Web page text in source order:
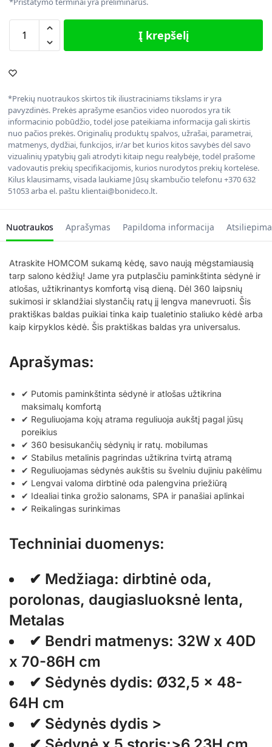
Į krepšelį
*Prekių nuotraukos skirtos tik iliustraciniams tikslams ir yra
pavyzdinės. Prekės aprašyme esančios video nuorodos yra tik
informacinio pobūdžio, todėl jose pateikiama informacija gali skirtis
nuo pačios prekės. Originalių produktų spalvos, užrašai, parametrai,
matmenys, dydžiai, funkcijos, ir/ar bet kurios kitos savybės dėl savo
vizualinių ypatybių gali atrodyti kitaip negu realybėje, todėl prašome
vadovautis prekių specifikacijomis, kurios nurodytos prekių kortelėse.
Kilus klausimams, visada laukiame Jūsų skambučio telefonu +370 632
51053 arba el. paštu klientai@bonideco.lt.
Nuotraukos Aprašymas Papildoma informacija
Atraskite HOMCOM sukamą kėdę, savo naują mėgstamiausią
tarp salono kėdžių! Jame yra putplasčiu paminkštinta sėdynė ir
atlošas, užtikrinantys komfortą visą dieną. Dėl 360 laipsnių
sukimosi ir sklandžiai slystančių ratų jį lengva manevruoti. Šis
praktiškas baldas puikiai tinka kaip tualetinio staliuko kėdė arba
kaip kirpyklos kėdė. Šis praktiškas baldas yra universalus.
Aprašymas:
✔ Putomis paminkštinta sėdynė ir atlošas užtikrina
maksimalų komfortą
✔ Reguliuojama kojų atrama reguliuoja aukštį pagal jūsų
poreikius
✔ 360 besisukančių sėdynių ir ratų. mobilumas
✔ Stabilus metalinis pagrindas užtikrina tvirtą atramą
✔ Reguliuojamas sėdynės aukštis su švelniu dujiniu pakėlimu
✔ Lengvai valoma dirbtinė oda palengvina priežiūrą
✔ Idealiai tinka grožio salonams, SPA ir panašiai aplinkai
✔ Reikalingas surinkimas
Techniniai duomenys:
✔ Medžiaga: dirbtinė oda,
porolonas, daugiasluoksnė lenta,
Metalas
✔ Bendri matmenys: 32W x 40D
x 70-86H cm
✔ Sėdynės dydis: Ø32,5 x 48-
64H cm
✔ Sėdynės dydis >